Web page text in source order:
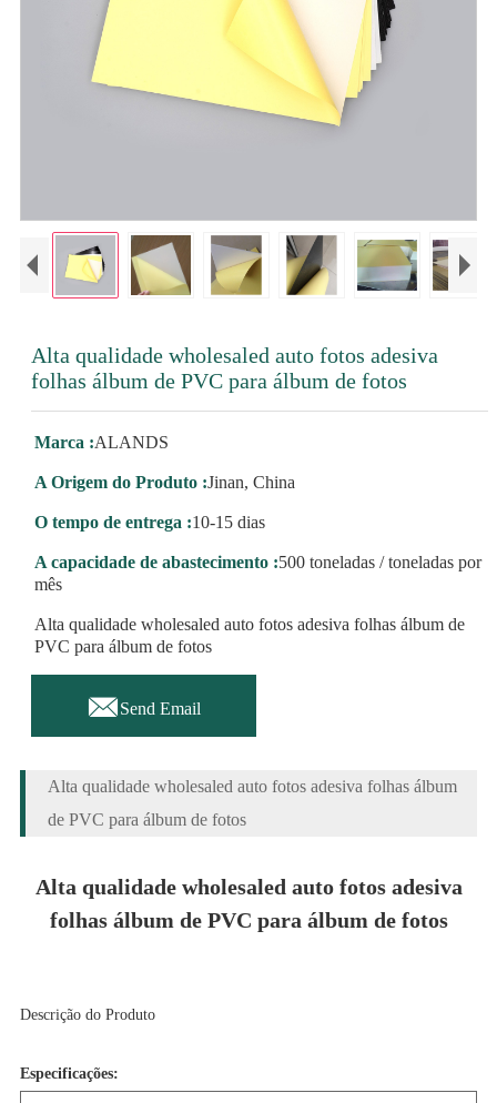
Alta qualidade wholesaled auto fotos adesiva
folhas álbum de PVC para álbum de fotos
Marca :ALANDS
A Origem do Produto :Jinan, China
O tempo de entrega :10-15 dias
A capacidade de abastecimento :500 toneladas / toneladas por
mês
Alta qualidade wholesaled auto fotos adesiva folhas álbum de
PVC para álbum de fotos
Send Email
Alta qualidade wholesaled auto fotos adesiva folhas álbum
de PVC para álbum de fotos
Alta qualidade wholesaled auto fotos adesiva
folhas álbum de PVC para álbum de fotos
Descrição do Produto
Especificações: